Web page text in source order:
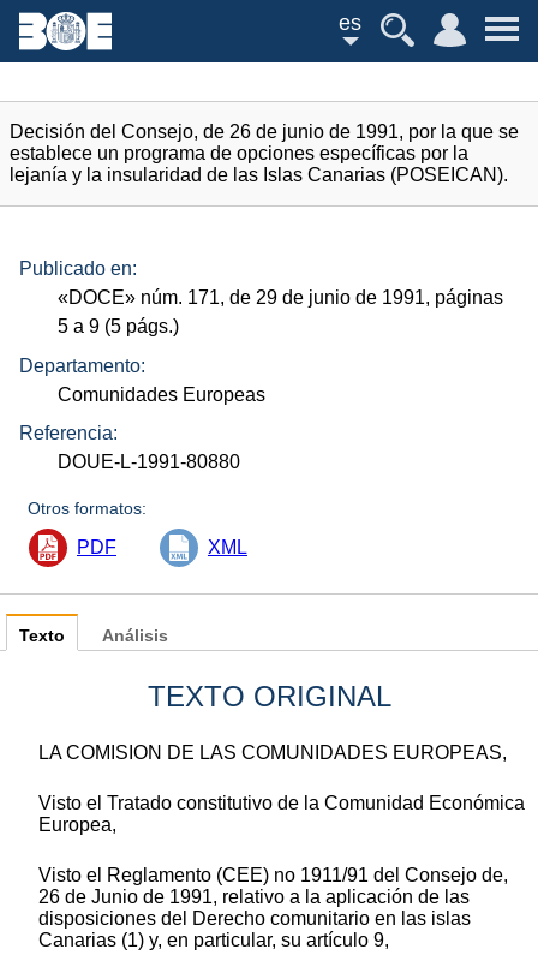
es
Decisión del Consejo, de 26 de junio de 1991, por la que se
establece un programa de opciones específicas por la
lejanía y la insularidad de las Islas Canarias (POSEICAN).
Publicado en:
«DOCE» núm. 171, de 29 de junio de 1991, páginas
5 a 9 (5 págs.)
Departamento:
Comunidades Europeas
Referencia:
DOUE-L-1991-80880
Otros formatos:
PDF XML
Texto
TEXTO ORIGINAL
LA COMISION DE LAS COMUNIDADES EUROPEAS,
Visto el Tratado constitutivo de la Comunidad Económica
Europea,
Visto el Reglamento (CEE) no 1911/91 del Consejo de,
26 de Junio de 1991, relativo a la aplicación de las
disposiciones del Derecho comunitario en las islas
Canarias (1) y, en particular, su artículo 9,
Análisis